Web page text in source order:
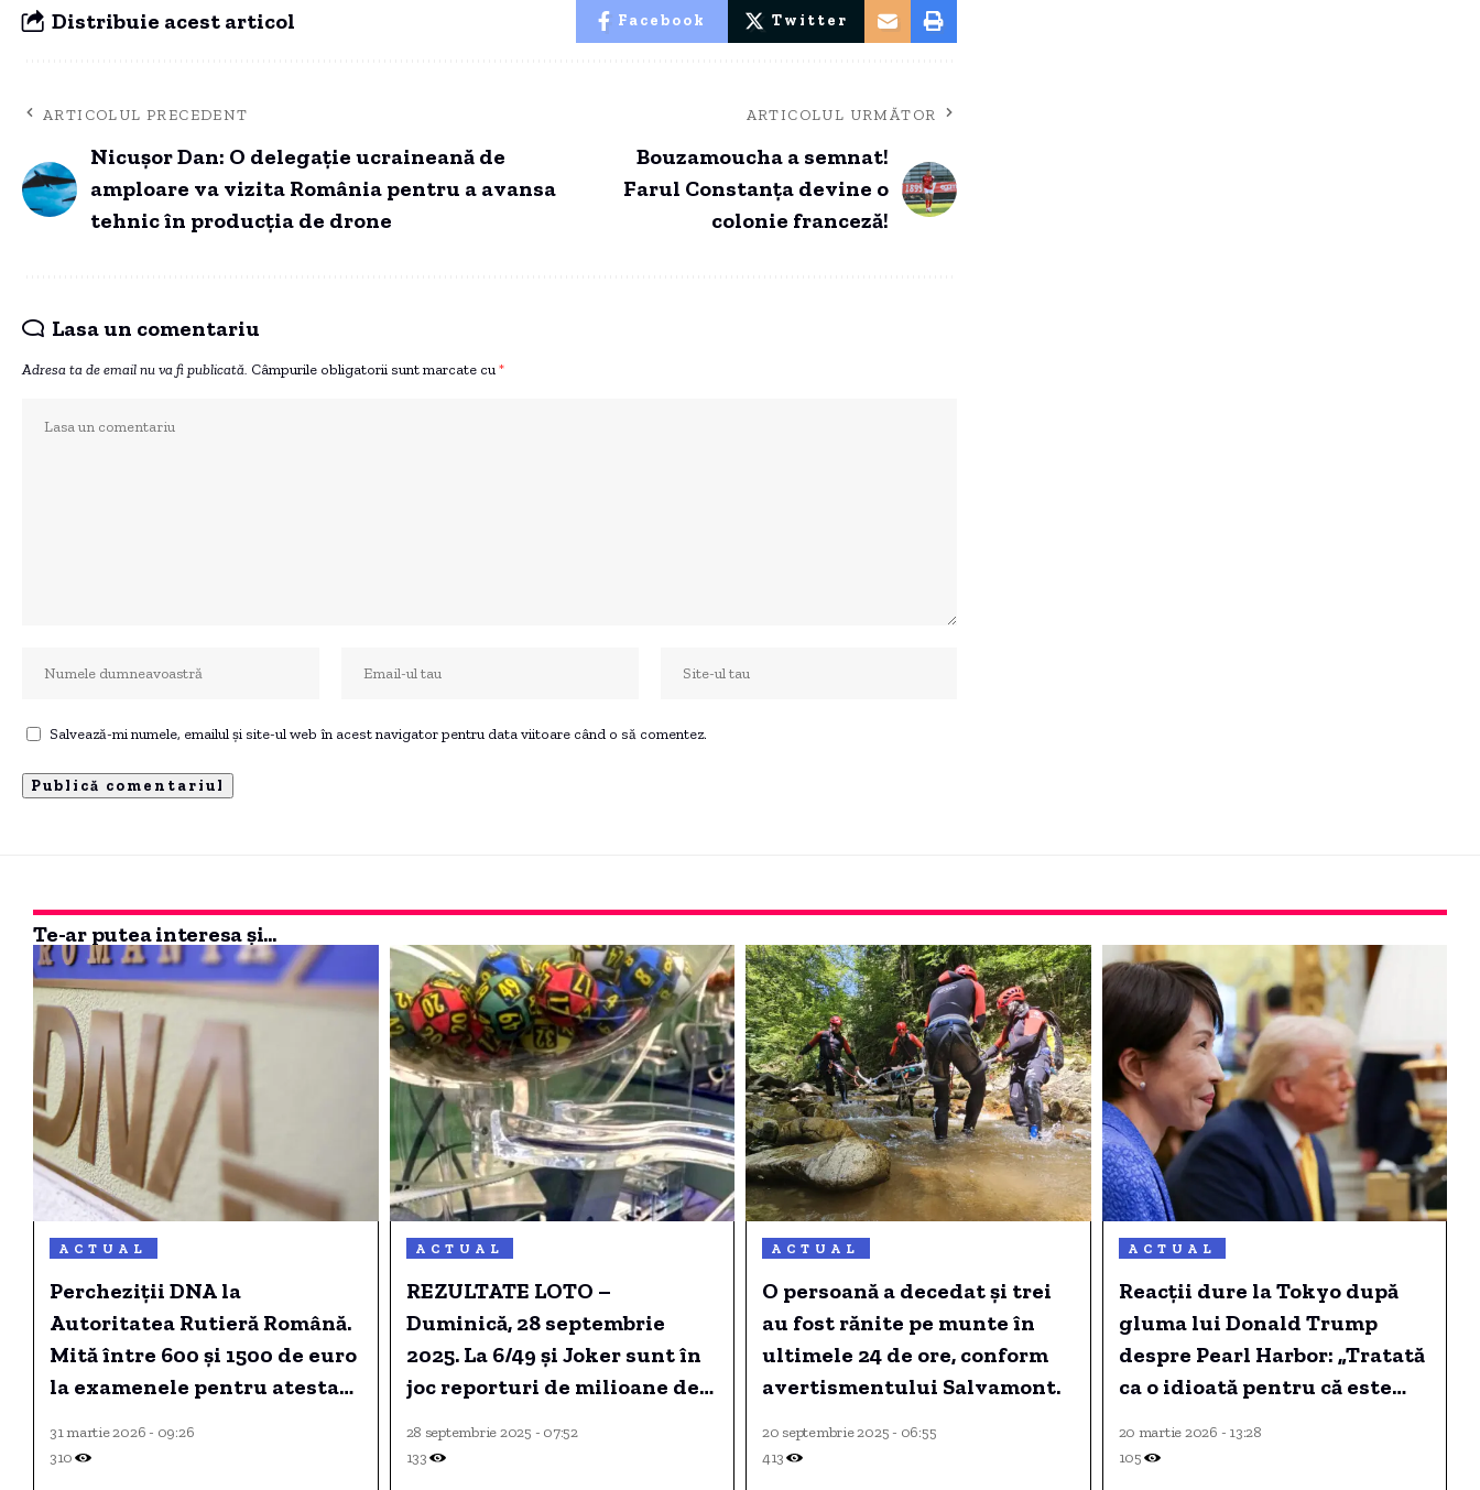
Distribuie acest articol Facebook Twitter
ARTICOLUL PRECEDENT
Nicuşor Dan: O delegaţie ucraineană de
amploare va vizita România pentru a avansa
tehnic în producția de drone
ARTICOLUL URMĂTOR
Bouzamoucha a semnat!
Farul Constanța devine o
colonie franceză!
Lasa un comentariu
Adresa ta de email nu va fi publicată. Câmpurile obligatorii sunt marcate cu*
Salvează-mi numele, emailul și site-ul web în acest navigator pentru data viitoare când o să comentez.
Te-ar putea interesa și...
ACTUAL
Percheziții DNA la
Autoritatea Rutieră Română.
Mită între 600 și 1500 de euro
la examenele pentru atestat
31 martie 2026 - 09:26
310
ACTUAL
REZULTATE LOTO –
Duminică, 28 septembrie
2025. La 6/49 și Joker sunt în
joc reporturi de milioane de
28 septembrie 2025 - 07:52
133
ACTUAL
O persoană a decedat și trei
au fost rănite pe munte în
ultimele 24 de ore, conform
avertismentului Salvamont.
20 septembrie 2025 - 06:55
413
ACTUAL
Reacții dure la Tokyo după
gluma lui Donald Trump
despre Pearl Harbor: „Tratată
ca o idioată pentru că este
20 martie 2026 - 13:28
105